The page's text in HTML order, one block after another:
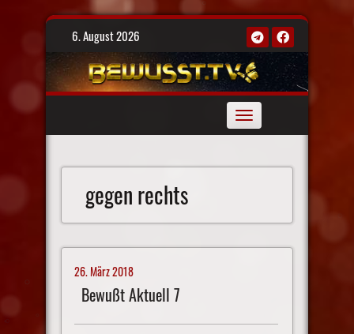
Skip
6. August 2026
Toggle
navigation
gegen rechts
26. März 2018
Bewußt Aktuell 7